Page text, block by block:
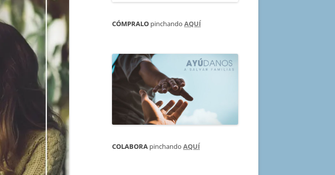
CÓMPRALO pinchando AQUÍ
COLABORA pinchando AQUÍ